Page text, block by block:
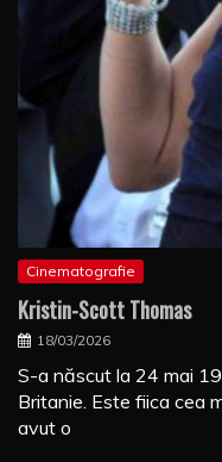
Cinematografie
Kristin-Scott Thomas
18/03/2026
S-a născut la 24 mai
Britanie. Este fiica cea
avut o